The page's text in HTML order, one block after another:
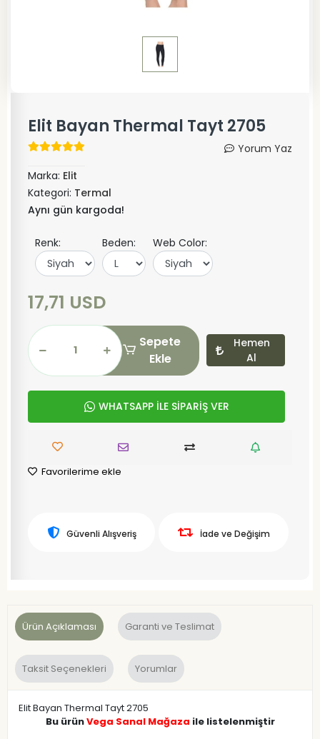
Elit Bayan Thermal Tayt 2705
Yorum Yaz
Marka: Elit
Kategori: Termal
Aynı gün kargoda!
Renk: Beden: Web Color:
17,71 USD
Sepete
Ekle
Hemen
Al
WHATSAPP İLE SİPARİŞ VER
Favorilerime ekle
Güvenli Alışveriş İade ve Değişim
Ürün Açıklaması Garanti ve Teslimat
Taksit Seçenekleri Yorumlar
Elit Bayan Thermal Tayt 2705
Bu ürünVega Sanal Mağaza ile listelenmiştir